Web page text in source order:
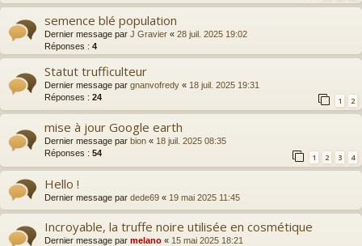
semence blé population
Dernier message par J Gravier « 28 juil. 2025 19:02
Réponses : 4
Statut trufficulteur
Dernier message par gnanvofredy « 18 juil. 2025 19:31
Réponses : 24 1 2
mise à jour Google earth
Dernier message par bion « 18 juil. 2025 08:35
Réponses : 54 1 2 3 4
Hello !
Dernier message par dede69 « 19 mai 2025 11:45
Incroyable, la truffe noire utilisée en cosmétique
Dernier message par melano « 15 mai 2025 18:21